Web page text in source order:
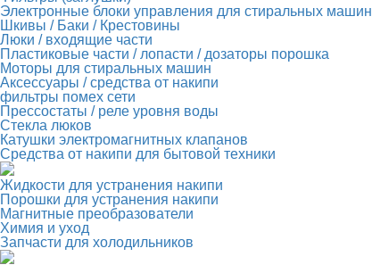
Электронные блоки управления для стиральных машин
Шкивы / Баки / Крестовины
Люки / входящие части
Пластиковые части / лопасти / дозаторы порошка
Моторы для стиральных машин
Аксессуары / средства от накипи
фильтры помех сети
Прессостаты / реле уровня воды
Стекла люков
Катушки электромагнитных клапанов
Средства от накипи для бытовой техники
Жидкости для устранения накипи
Порошки для устранения накипи
Магнитные преобразователи
Химия и уход
Запчасти для холодильников